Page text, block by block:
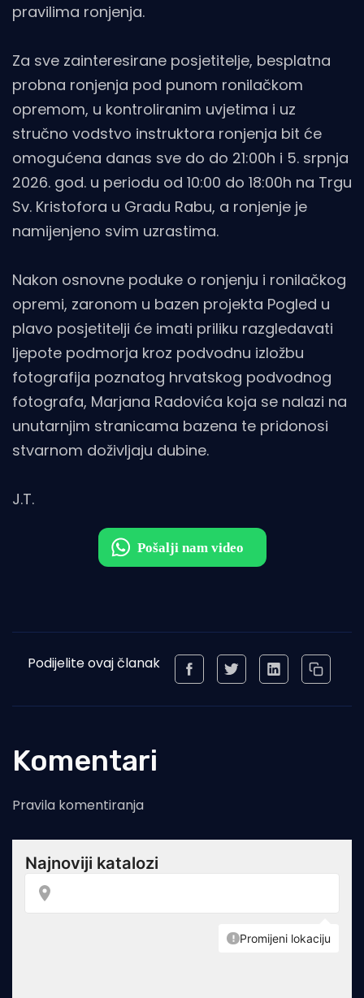
pravilima ronjenja.
Za sve zainteresirane posjetitelje, besplatna
probna ronjenja pod punom ronilačkom
opremom, u kontroliranim uvjetima i uz
stručno vodstvo instruktora ronjenja bit će
omogućena danas sve do do 21:00h i 5. srpnja
2026. god. u periodu od 10:00 do 18:00h na Trgu
Sv. Kristofora u Gradu Rabu, a ronjenje je
namijenjeno svim uzrastima.
Nakon osnovne poduke o ronjenju i ronilačkog
opremi, zaronom u bazen projekta Pogled u
plavo posjetitelji će imati priliku razgledavati
ljepote podmorja kroz podvodnu izložbu
fotografija poznatog hrvatskog podvodnog
fotografa, Marjana Radovića koja se nalazi na
unutarnjim stranicama bazena te pridonosi
stvarnom doživljaju dubine.
J.T.
Podijelite ovaj članak
Komentari
Pravila komentiranja